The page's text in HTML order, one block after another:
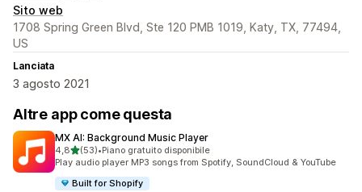
Sito web
1708 Spring Green Blvd, Ste 120 PMB 1019, Katy, TX, 77494,
US
Lanciata
3 agosto 2021
Altre app come questa
MX AI: Background Music Player
4,8stelle su 5
(53)
53 recensioni totali
•Piano gratuito disponibile
Play audio player MP3 songs from Spotify, SoundCloud & YouTube
Built for Shopify